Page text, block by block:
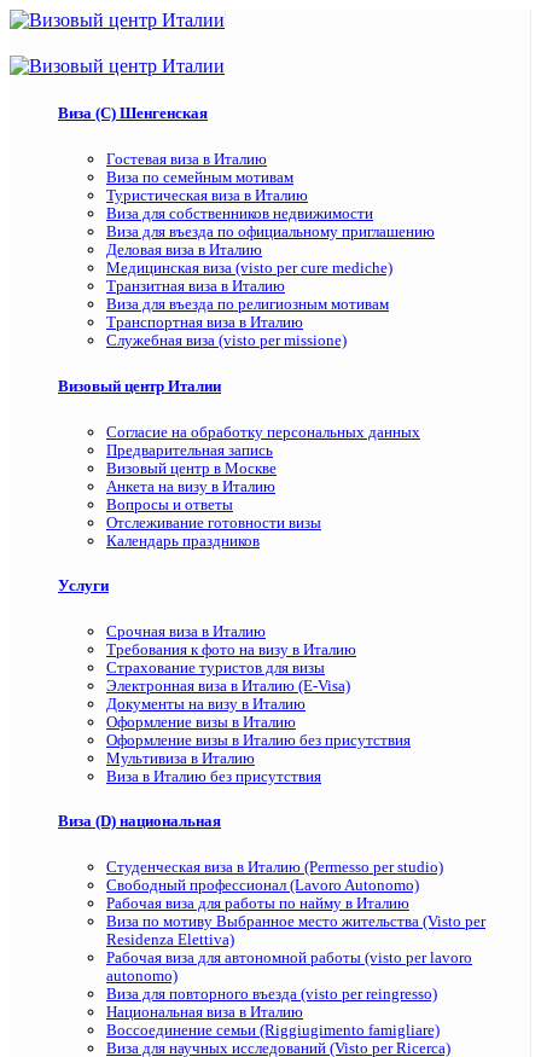
Виза (C) Шенгенская
Гостевая виза в Италию
Виза по семейным мотивам
Туристическая виза в Италию
Виза для собственников недвижимости
Виза для въезда по официальному приглашению
Деловая виза в Италию
Медицинская виза (visto per cure mediche)
Транзитная виза в Италию
Виза для въезда по религиозным мотивам
Транспортная виза в Италию
Служебная виза (visto per missione)
Визовый центр Италии
Согласие на обработку персональных данных
Предварительная запись
Визовый центр в Москве
Анкета на визу в Италию
Вопросы и ответы
Отслеживание готовности визы
Календарь праздников
Услуги
Срочная виза в Италию
Требования к фото на визу в Италию
Страхование туристов для визы
Электронная виза в Италию (E-Visa)
Документы на визу в Италию
Оформление визы в Италию
Оформление визы в Италию без присутствия
Мультивиза в Италию
Виза в Италию без присутствия
Виза (D) национальная
Студенческая виза в Италию (Permesso per studio)
Свободный профессионал (Lavoro Autonomo)
Рабочая виза для работы по найму в Италию
Виза по мотиву Выбранное место жительства (Visto per
Residenza Elettiva)
Рабочая виза для автономной работы (visto per lavoro
autonomo)
Виза для повторного въезда (visto per reingresso)
Национальная виза в Италию
Воссоединение семьи (Riggiugimento famigliare)
Виза для научных исследований (Visto per Ricerca)